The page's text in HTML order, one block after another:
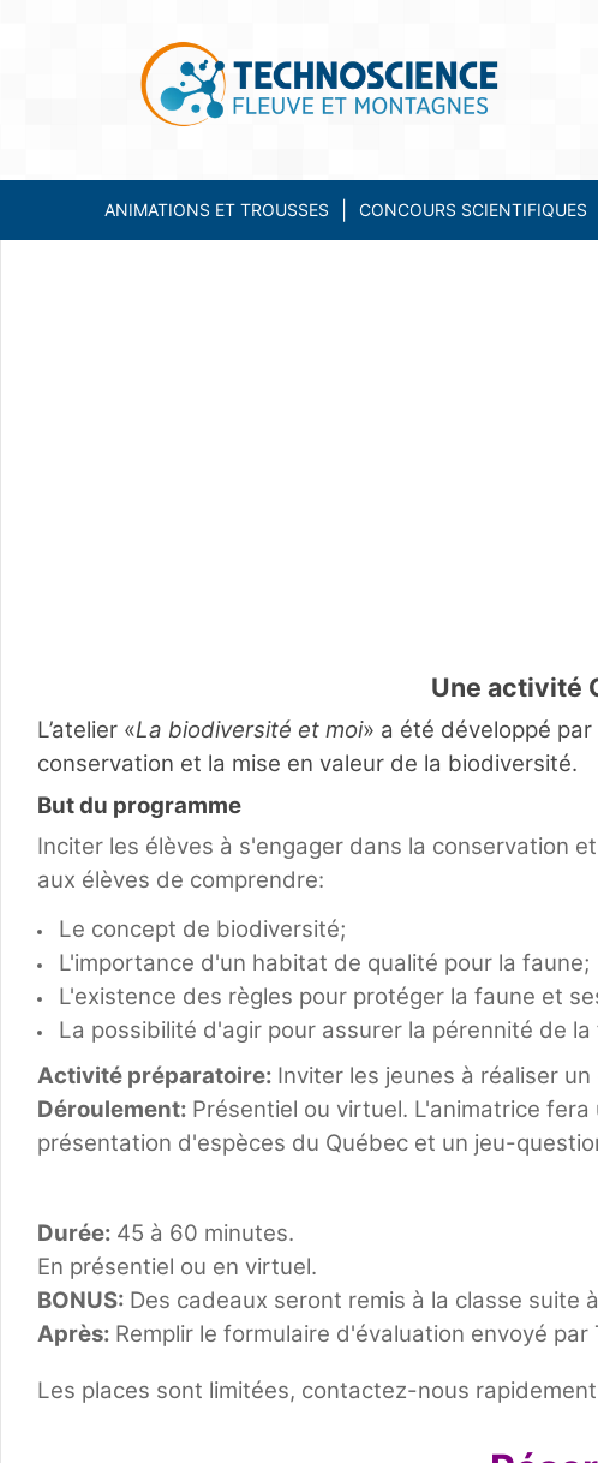
ANIMATIONS ET TROUSSES CONCOURS SCIENTIFIQUES
Une activité
L’atelier «La biodiversité et moi» a été développé par
conservation et la mise en valeur de la biodiversité.
But du programme
Inciter les élèves à s'engager dans la conservation
aux élèves de comprendre:
Le concept de biodiversité;
L'importance d'un habitat de qualité pour la faune;
L'existence des règles pour protéger la faune et
La possibilité d'agir pour assurer la pérennité de la
Activité préparatoire: Inviter les jeunes à réaliser
Déroulement: Présentiel ou virtuel. L'animatrice
présentation d'espèces du Québec et un jeu-
Durée: 45 à 60 minutes.
En présentiel ou en virtuel.
BONUS: Des cadeaux seront remis à la classe suite
Après: Remplir le formulaire d'évaluation envoyé par
Les places sont limitées, contactez-nous